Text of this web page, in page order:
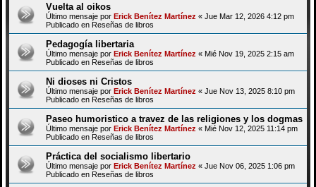
Vuelta al oikos
Último mensaje por Erick Benítez Martínez « Jue Mar 12, 2026 4:12 pm
Publicado en Reseñas de libros
Pedagogía libertaria
Último mensaje por Erick Benítez Martínez « Mié Nov 19, 2025 2:15 am
Publicado en Reseñas de libros
Ni dioses ni Cristos
Último mensaje por Erick Benítez Martínez « Jue Nov 13, 2025 8:10 pm
Publicado en Reseñas de libros
Paseo humoristico a travez de las religiones y los dogmas
Último mensaje por Erick Benítez Martínez « Mié Nov 12, 2025 11:14 pm
Publicado en Reseñas de libros
Práctica del socialismo libertario
Último mensaje por Erick Benítez Martínez « Jue Nov 06, 2025 1:06 pm
Publicado en Reseñas de libros